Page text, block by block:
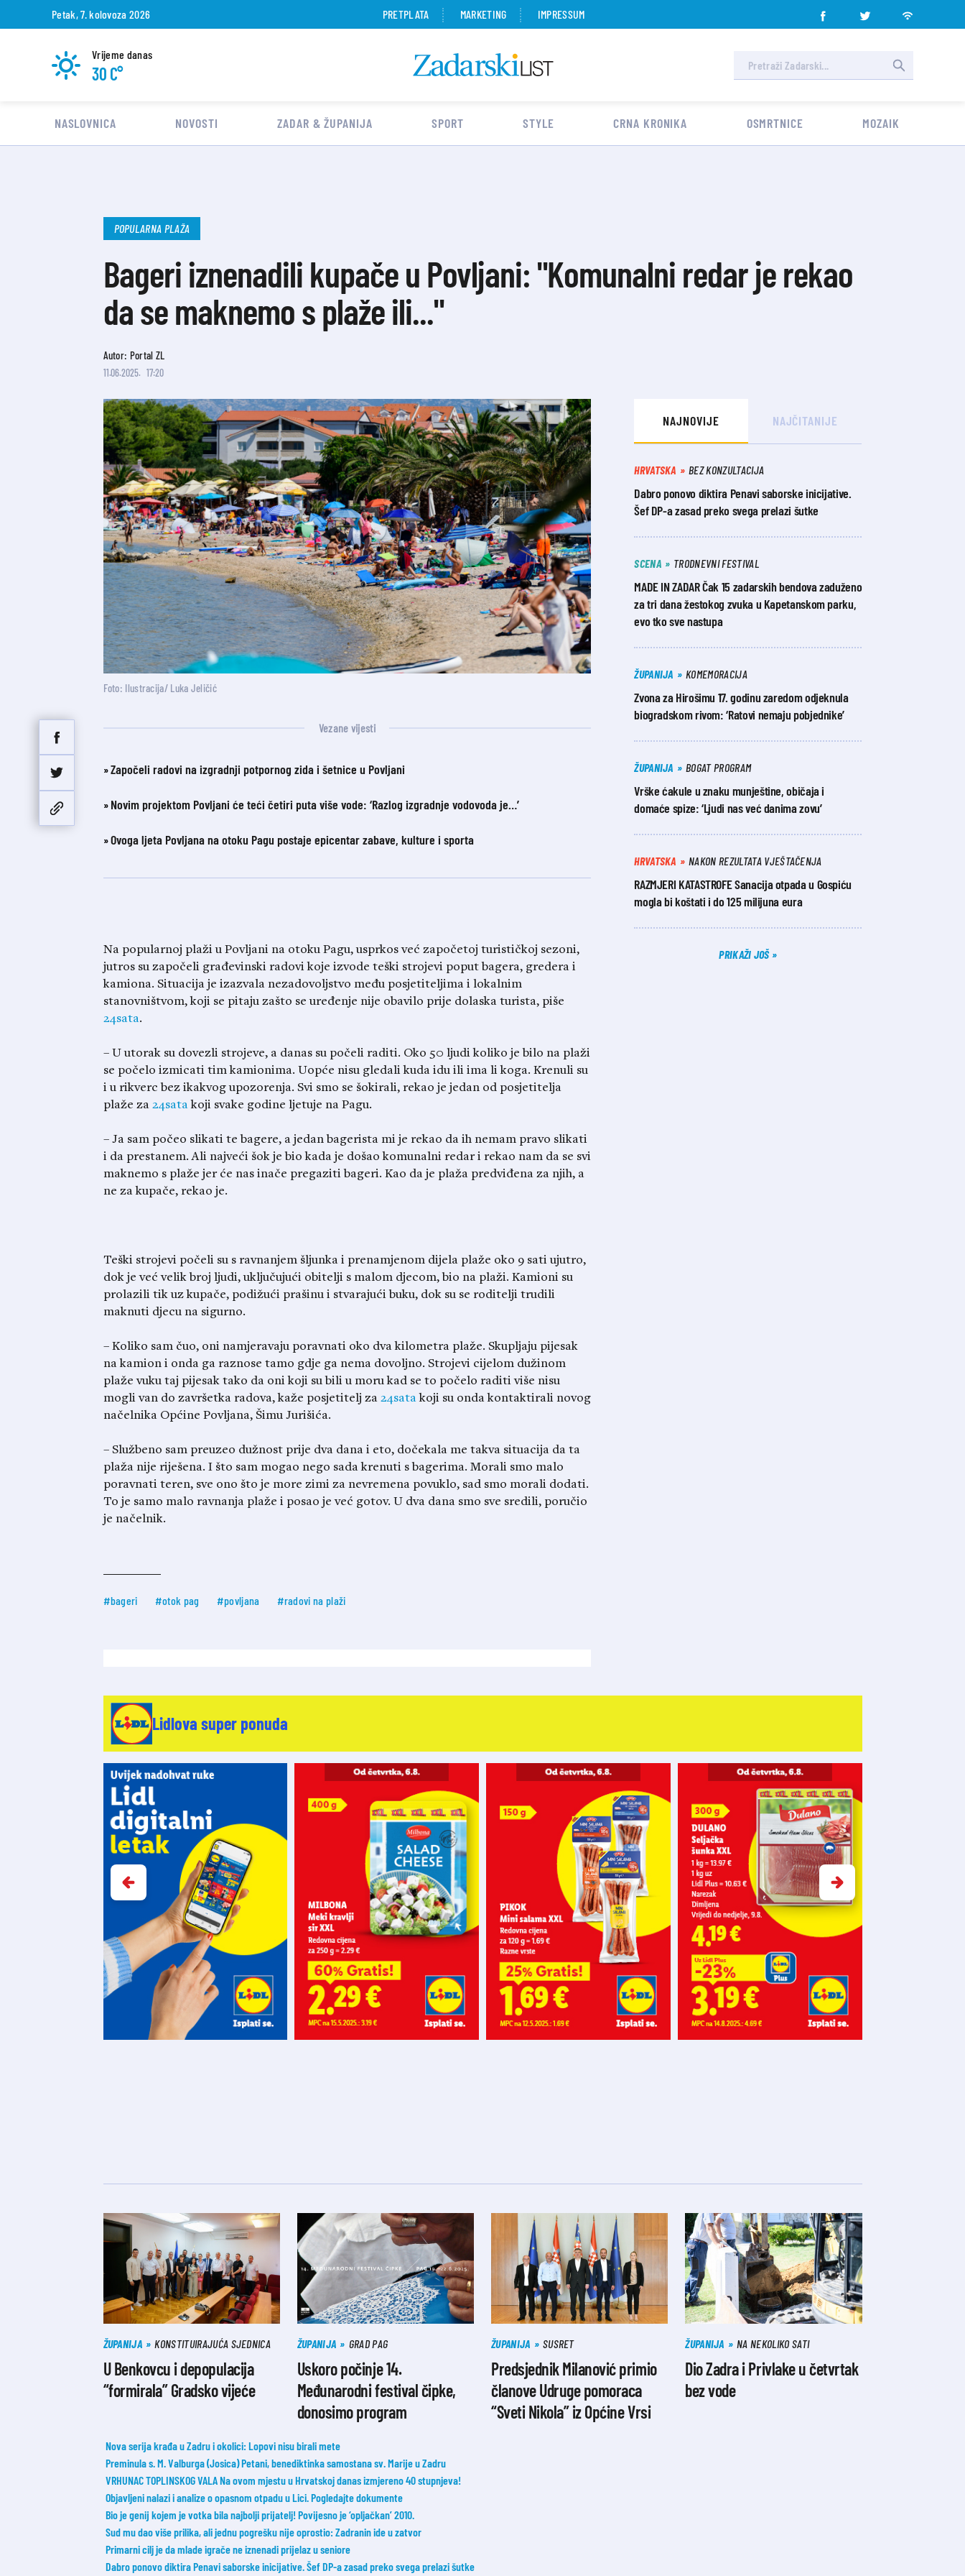
Petak, 7. kolovoza 2026 PRETPLATA MARKETING IMPRESSUM
Vrijeme danas
30 C°
NASLOVNICA NOVOSTI ZADAR & ŽUPANIJA SPORT STYLE CRNA KRONIKA OSMRTNICE MOZAIK
POPULARNA PLAŽA
Bageri iznenadili kupače u Povljani: "Komunalni redar je rekao
da se maknemo s plaže ili..."
Autor: Portal ZL
11.06.2025. 17:20
Foto: Ilustracija/ Luka Jeličić
Vezane vijesti
Započeli radovi na izgradnji potpornog zida i šetnice u Povljani
Novim projektom Povljani će teći četiri puta više vode: ‘Razlog izgradnje vodovoda je…’
Ovoga ljeta Povljana na otoku Pagu postaje epicentar zabave, kulture i sporta
Na popularnoj plaži u Povljani na otoku Pagu, usprkos već započetoj turističkoj sezoni,
jutros su započeli građevinski radovi koje izvode teški strojevi poput bagera, gredera i
kamiona. Situacija je izazvala nezadovoljstvo među posjetiteljima i lokalnim
stanovništvom, koji se pitaju zašto se uređenje nije obavilo prije dolaska turista, piše
24sata.
– U utorak su dovezli strojeve, a danas su počeli raditi. Oko 50 ljudi koliko je bilo na plaži
se počelo izmicati tim kamionima. Uopće nisu gledali kuda idu ili ima li koga. Krenuli su
i u rikverc bez ikakvog upozorenja. Svi smo se šokirali, rekao je jedan od posjetitelja
plaže za 24satakoji svake godine ljetuje na Pagu.
– Ja sam počeo slikati te bagere, a jedan bagerista mi je rekao da ih nemam pravo slikati
i da prestanem. Ali najveći šok je bio kada je došao komunalni redar i rekao nam da se svi
maknemo s plaže jer će nas inače pregaziti bageri. Kao da je plaža predviđena za njih, a
ne za kupače, rekao je.
Teški strojevi počeli su s ravnanjem šljunka i prenamjenom dijela plaže oko 9 sati ujutro,
dok je već velik broj ljudi, uključujući obitelji s malom djecom, bio na plaži. Kamioni su
prolazili tik uz kupače, podižući prašinu i stvarajući buku, dok su se roditelji trudili
maknuti djecu na sigurno.
– Koliko sam čuo, oni namjeravaju poravnati oko dva kilometra plaže. Skupljaju pijesak
na kamion i onda ga raznose tamo gdje ga nema dovoljno. Strojevi cijelom dužinom
plaže vuku taj pijesak tako da oni koji su bili u moru kad se to počelo raditi više nisu
mogli van do završetka radova, kaže posjetitelj za 24satakoji su onda kontaktirali novog
načelnika Općine Povljana, Šimu Jurišića.
– Službeno sam preuzeo dužnost prije dva dana i eto, dočekala me takva situacija da ta
plaža nije riješena. I što sam mogao nego sada krenuti s bagerima. Morali smo malo
poravnati teren, sve ono što je more zimi za nevremena povuklo, sad smo morali dodati.
To je samo malo ravnanja plaže i posao je već gotov. U dva dana smo sve sredili, poručio
je načelnik.
#bageri #otok pag #povljana #radovi na plaži
NAJNOVIJE NAJČITANIJE
HRVATSKA BEZ KONZULTACIJA
Dabro ponovo diktira Penavi saborske inicijative.
Šef DP-a zasad preko svega prelazi šutke
SCENA TRODNEVNI FESTIVAL
MADE IN ZADAR Čak 15 zadarskih bendova zaduženo
za tri dana žestokog zvuka u Kapetanskom parku,
evo tko sve nastupa
ŽUPANIJA KOMEMORACIJA
Zvona za Hirošimu 17. godinu zaredom odjeknula
biogradskom rivom: ‘Ratovi nemaju pobjednike’
ŽUPANIJA BOGAT PROGRAM
Vrške ćakule u znaku munještine, običaja i
domaće spize: ‘Ljudi nas već danima zovu’
HRVATSKA NAKON REZULTATA VJEŠTAČENJA
RAZMJERI KATASTROFE Sanacija otpada u Gospiću
mogla bi koštati i do 125 milijuna eura
PRIKAŽI JOŠ
Lidlova super ponuda
ŽUPANIJA KONSTITUIRAJUĆA SJEDNICA
U Benkovcu i depopulacija
“formirala” Gradsko vijeće
ŽUPANIJA GRAD PAG
Uskoro počinje 14.
Međunarodni festival čipke,
donosimo program
ŽUPANIJA SUSRET
Predsjednik Milanović primio
članove Udruge pomoraca
“Sveti Nikola” iz Općine Vrsi
ŽUPANIJA NA NEKOLIKO SATI
Dio Zadra i Privlake u četvrtak
bez vode
Nova serija krađa u Zadru i okolici: Lopovi nisu birali mete
Preminula s. M. Valburga (Josica) Petani, benediktinka samostana sv. Marije u Zadru
VRHUNAC TOPLINSKOG VALA Na ovom mjestu u Hrvatskoj danas izmjereno 40 stupnjeva!
Objavljeni nalazi i analize o opasnom otpadu u Lici. Pogledajte dokumente
Bio je genij kojem je votka bila najbolji prijatelj! Povijesno je ‘opljačkan’ 2010.
Sud mu dao više prilika, ali jednu pogrešku nije oprostio: Zadranin ide u zatvor
Primarni cilj je da mlade igrače ne iznenadi prijelaz u seniore
Dabro ponovo diktira Penavi saborske inicijative. Šef DP-a zasad preko svega prelazi šutke